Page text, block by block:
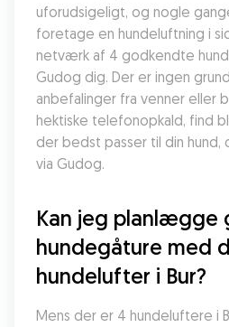
uforudsigeligt, og nogle
foretage en hundeluftning i
netværk af 4 godkendte
Gudog dig. Der er ingen
anbefalinger fra venner eller
hektiske telefonopkald, find
der bedst passer til din
via Gudog.
Kan jeg planlægge
hundegåture med
hundelufter i Bur?
Mens der er 4 hundeluftere i